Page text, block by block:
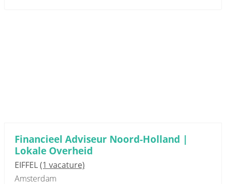
Financieel Adviseur Noord-Holland |
Lokale Overheid
EIFFEL(1 vacature)
Amsterdam